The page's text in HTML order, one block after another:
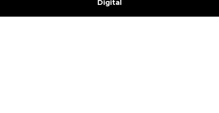
Digital